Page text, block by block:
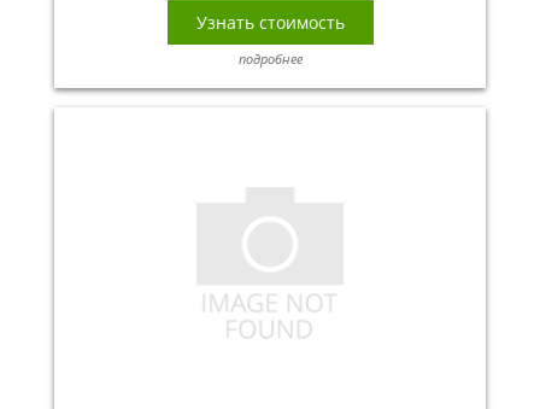
Узнать стоимость
подробнее